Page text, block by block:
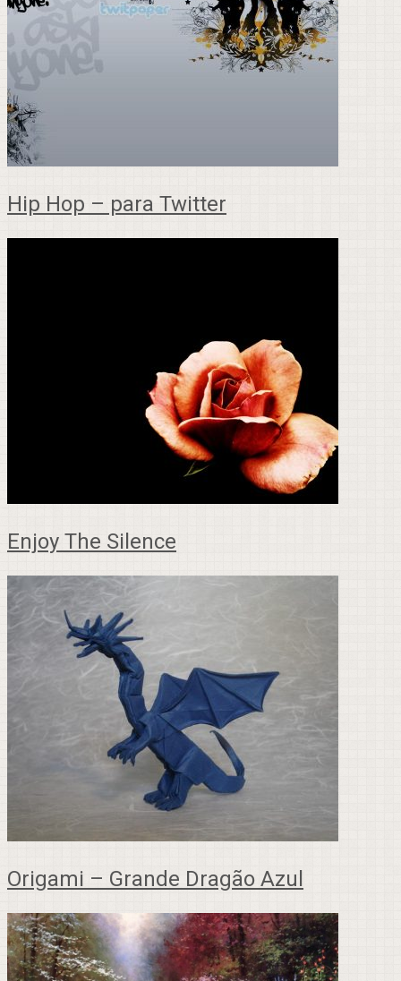
Hip Hop – para Twitter
Enjoy The Silence
Origami – Grande Dragão Azul